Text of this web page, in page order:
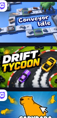
Conveyor Idle
Drift Tycoon